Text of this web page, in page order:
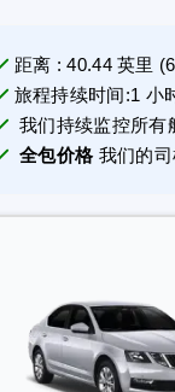
距离 :40.44 英里 (
旅程持续时间:1 小
我们持续监控所有
全包价格 我们的